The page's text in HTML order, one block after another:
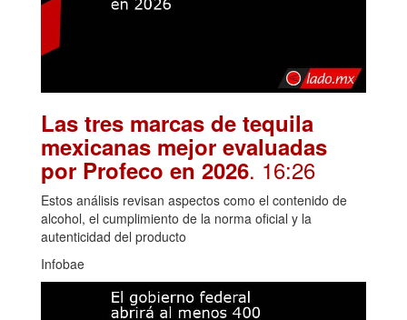
Las tres marcas de tequila
mexicanas mejor evaluadas
por Profeco en 2026. 16:26
Estos análisis revisan aspectos como el contenido de
alcohol, el cumplimiento de la norma oficial y la
autenticidad del producto
Infobae